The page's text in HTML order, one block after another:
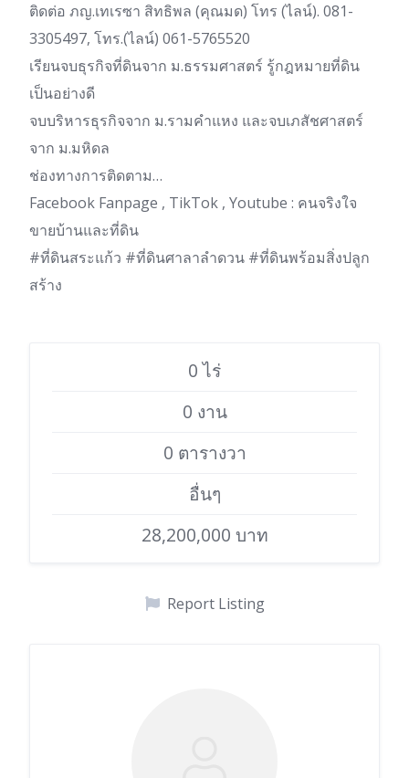
ติดต่อ ภญ.เทเรซา สิทธิพล (คุณมด) โทร (ไลน์). 081-
3305497, โทร.(ไลน์) 061-5765520
เรียนจบธุรกิจที่ดินจาก ม.ธรรมศาสตร์ รู้กฎหมายที่ดิน
เป็นอย่างดี
จบบริหารธุรกิจจาก ม.รามคำแหง และจบเภสัชศาสตร์
จาก ม.มหิดล
ช่องทางการติดตาม…
Facebook Fanpage , TikTok , Youtube : คนจริงใจ
ขายบ้านและที่ดิน
#ที่ดินสระแก้ว #ที่ดินศาลาลำดวน #ที่ดินพร้อมสิ่งปลูก
สร้าง
0 ไร่
0 งาน
0 ตารางวา
อื่นๆ
28,200,000 บาท
Report Listing